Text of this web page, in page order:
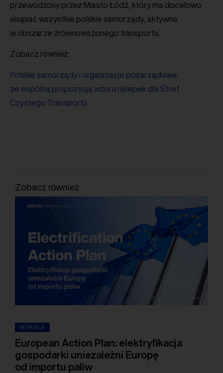
przewodzony przez Miasto Łódź, który ma docelowo
skupiać wszystkie polskie samorządy, aktywne
w obszarze zrównoważonego transportu.
Zobacz również:
Polskie samorządy i organizacje pozarządowe
ze wspólną propozycją wzoru nalepek dla Stref
Czystego Transportu
Zobacz również
INFORMACJA
European Action Plan: elektryfikacja
gospodarki uniezależni Europę
od importu paliw